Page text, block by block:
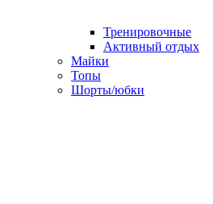
Тренировочные
Активный отдых
Майки
Топы
Шорты/юбки